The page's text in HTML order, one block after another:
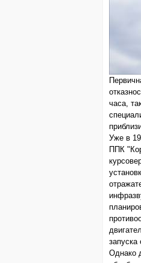
часа,
Уже в
ППК
Однако